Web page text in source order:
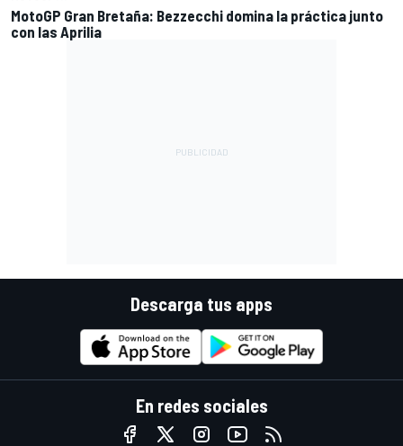
MotoGP Gran Bretaña: Bezzecchi domina la práctica junto
con las Aprilia
Descarga tus apps
En redes sociales